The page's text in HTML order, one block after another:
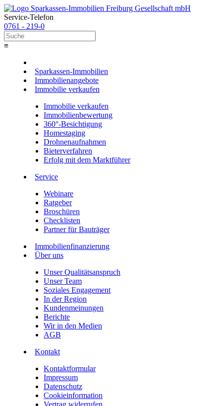
Service-Telefon
0761 - 219-0
≡
Sparkassen-Immobilien
Immobilienangebote
Immobilie verkaufen
Immobilie verkaufen
Immobilienbewertung
360°-Besichtigung
Homestaging
Drohnenaufnahmen
Bieterverfahren
Erfolg mit dem Marktführer
Service
Webinare
Ratgeber
Broschüren
Checklisten
Partner für Bauträger
Immobilienfinanzierung
Über uns
Unser Qualitätsanspruch
Unser Team
Soziales Engagement
In der Region
Kundenmeinungen
Berichte
Wir in den Medien
AGB
Kontakt
Kontaktformular
Impressum
Datenschutz
Cookieinformation
Vertrag widerrufen